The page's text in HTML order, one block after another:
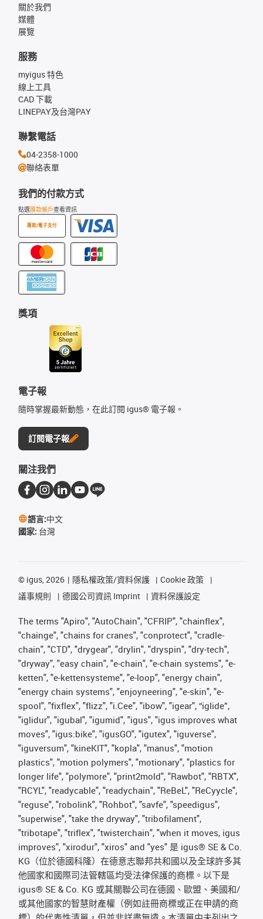
關於我們
媒體
展覽
我們的付款方式
點選匯款帳戶查看資訊
匯款/電子支付
服務
myigus 特色
線上工具
CAD 下載
LINEPAY及台灣PAY
獎項
電子報
隨時掌握最新動態，在此訂閱 igus® 電子報。
訂閱電子報
聯繫電話
04-2358-1000
聯絡表單
關注我們
語言:中文
國家: 台灣
© igus, 2026 隱私權政策/資料保護
Cookie 政策
議事規則
德國公司資訊 Imprint 資料保護設定
The terms "Apiro", "AutoChain", "CFRIP", "chainflex",
"chainge", "chains for cranes", "conprotect", "cradle-
chain", "CTD", "drygear", "drylin", "dryspin", "dry-tech",
"dryway", "easy chain", "e-chain", "e-chain systems", "e-
ketten", "e-kettensysteme", "e-loop", "energy chain",
"energy chain systems", "enjoyneering", "e-skin", "e-
spool", "fixflex", "flizz", "i.Cee", "ibow", "igear", “iglide”,
"iglidur", "igubal", "igumid", "igus", "igus improves what
moves", "igus:bike", "igusGO", "igutex", "iguverse",
"iguversum", "kineKIT", "kopla", "manus", "motion
plastics", "motion polymers", "motionary", "plastics for
longer life", "polymore", "print2mold", "Rawbot", "RBTX",
"RCYL", "readycable", "readychain", "ReBeL", "ReCyycle",
"reguse", "robolink", "Rohbot", "savfe", "speedigus",
"superwise", "take the dryway", "tribofilament",
"tribotape", "triflex", "twisterchain", "when it moves, igus
improves", "xirodur", "xiros" and "yes" 是 igus® SE & Co.
KG（位於德國科隆）在德意志聯邦共和國以及全球許多其
他國家和國際司法管轄區均受法律保護的商標。以下是
igus® SE & Co. KG 或其關聯公司在德國、歐盟、美國和/
或其他國家的智慧財產權（例如註冊商標或正在申請的商